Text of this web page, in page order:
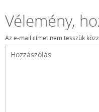
Vélemény,
Az e-mail címet nem tesszük